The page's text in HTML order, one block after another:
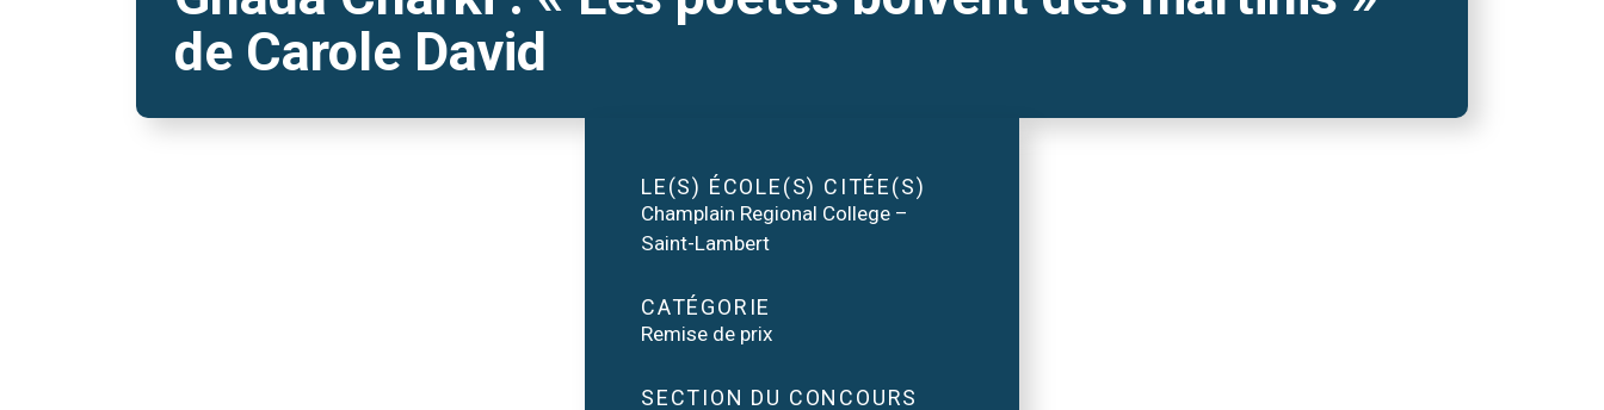
de Carole David
LE(S) ÉCOLE(S) CITÉE(S)
Champlain Regional College –
Saint-Lambert
CATÉGORIE
Remise de prix
SECTION DU CONCOURS